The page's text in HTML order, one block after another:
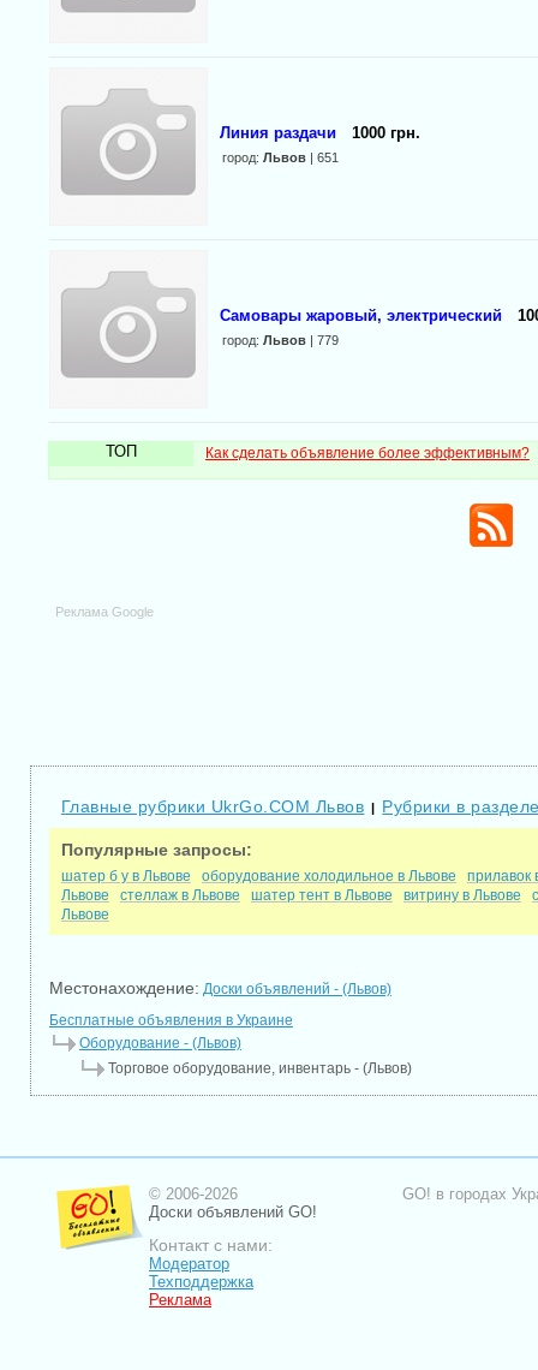
Линия раздачи 1000 грн.
город: Львов| 651
Самовары жаровый, электрический
город: Львов| 779
ТОП Как сделать объявление более эффективным?
Реклама Google
Главные рубрики UkrGo.COM Львов | Рубрики в
Популярные запросы:
шатер б у в Львове оборудование холодильное в Львове
прилавок
Львове
стеллаж в Львове шатер тент в Львове витрину в Львове
Львове
Местонахождение: Доски объявлений - (Львов)
Бесплатные объявления в Украине
Оборудование - (Львов)
Торговое оборудование, инвентарь - (Львов)
© 2006-2026
Доски объявлений GO!
Контакт с нами:
Модератор
Техподдержка
Реклама
GO! в городах